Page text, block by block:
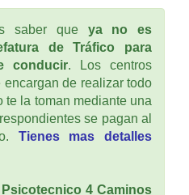
saber que ya no es
de Tráfico para
conducir. Los centros
de realizar todo
te la toman mediante una
se pagan al
Tienes mas detalles
Psicotecnico 4 Caminos